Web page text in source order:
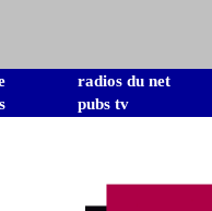
radios du net
pubs tv